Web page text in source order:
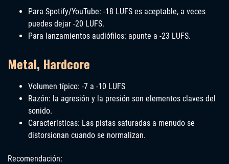
Para Spotify/YouTube: -18 LUFS es aceptable, a veces
puedes dejar -20 LUFS.
Para lanzamientos audiófilos: apunte a -23 LUFS.
Metal, Hardcore
Volumen típico: -7 a -10 LUFS
Razón: la agresión y la presión son elementos claves del
sonido.
Características: Las pistas saturadas a menudo se
distorsionan cuando se normalizan.
Recomendación: